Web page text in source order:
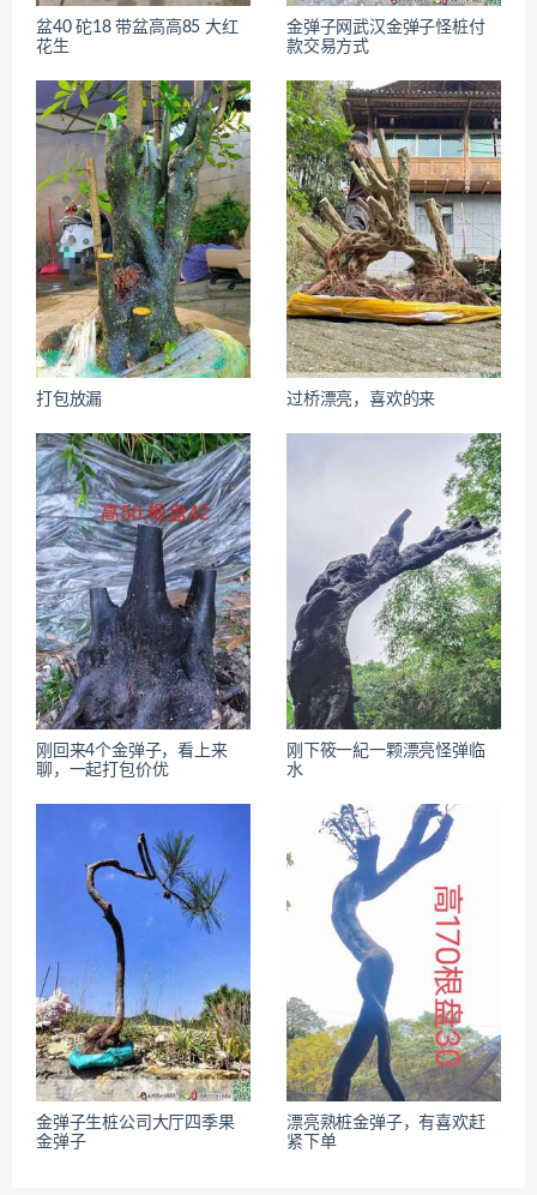
盆40 砣18 带盆高高85 大红
花生
金弹子网武汉金弹子怪桩付
款交易方式
打包放漏 过桥漂亮，喜欢的来
刚回来4个金弹子，看上来
聊，一起打包价优
刚下筱⼀紀一颗漂亮怪弹临
水
金弹子生桩公司大厅四季果
金弹子
漂亮熟桩金弹子，有喜欢赶
紧下单